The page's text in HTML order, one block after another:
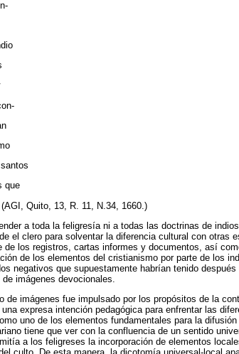
que
Quito, 13, R. 11, N.34, 1660.)
a toda la feligresía ni a todas las doctrinas de
el clero para solventar la diferencia cultural con otras
de los registros, cartas informes y documentos, así
de los elementos del cristianismo por parte de los
negativos que supuestamente habrían tenido
imágenes devocionales.
de imágenes fue impulsado por los propósitos de la
expresa intención pedagógica para enfrentar las
uno de los elementos fundamentales para la
tiene que ver con la confluencia de un sentido
a los feligreses la incorporación de elementos